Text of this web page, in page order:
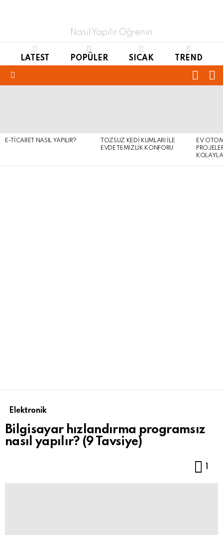
Nasıl Yapılır Öğrenin
LATEST POPÜLER SICAK TREND
E-TICARET NASIL YAPILIR?
TOZSUZ KEDI KUMLARI ILE
EVDE TEMIZLIK KONFORU
EV
Elektronik
Bilgisayar hızlandırma programsız
nasıl yapılır? (9 Tavsiye)